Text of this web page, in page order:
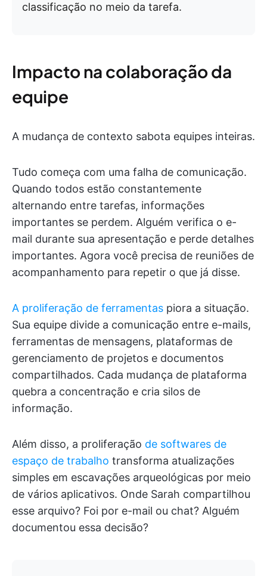
classificação no meio da tarefa.
Impacto na colaboração da
equipe
A mudança de contexto sabota equipes inteiras.
Tudo começa com uma falha de comunicação.
Quando todos estão constantemente
alternando entre tarefas, informações
importantes se perdem. Alguém verifica o e-
mail durante sua apresentação e perde detalhes
importantes. Agora você precisa de reuniões de
acompanhamento para repetir o que já disse.
A proliferação de ferramentas piora a situação.
Sua equipe divide a comunicação entre e-mails,
ferramentas de mensagens, plataformas de
gerenciamento de projetos e documentos
compartilhados. Cada mudança de plataforma
quebra a concentração e cria silos de
informação.
Além disso, a proliferação de softwares de
espaço de trabalho transforma atualizações
simples em escavações arqueológicas por meio
de vários aplicativos. Onde Sarah compartilhou
esse arquivo? Foi por e-mail ou chat? Alguém
documentou essa decisão?